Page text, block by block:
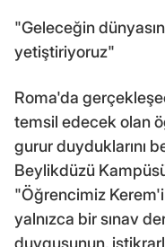
"Geleceğin
yetiştiriyoruz"
Roma'da
temsil edecek olan
gurur duyduklarını
Beylikdüzü
"Öğrencimiz
yalnızca bir sınav
duygusunun,